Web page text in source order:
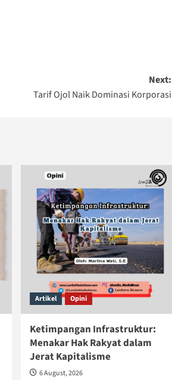
Next:
Tarif Ojol Naik Dominasi Korporasi
Artikel Opini
Ketimpangan Infrastruktur:
Menakar Hak Rakyat dalam
Jerat Kapitalisme
6 August, 2026